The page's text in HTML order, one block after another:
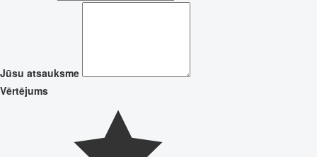
Jūsu atsauksme
Vērtējums